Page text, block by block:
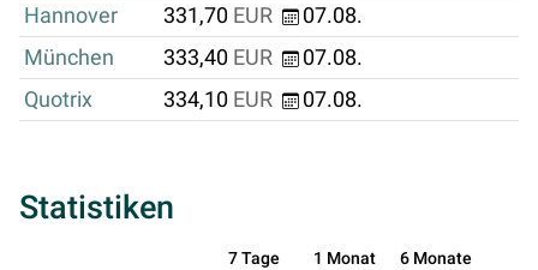
Hannover
331,70 EUR
07.08.
München
333,40 EUR
07.08.
Quotrix
334,10 EUR 07.08.
Statistiken
7 Tage 1 Monat 6 Monate